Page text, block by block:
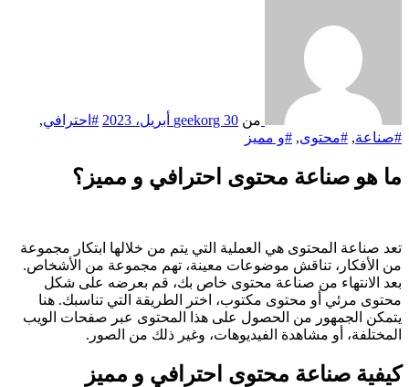
من geekorg 30 أبريل، 2023 #احترافي,
#صناعة, #محتوى, #و مميز
ما هو صناعة محتوى احترافي و مميز؟
تعد صناعة المحتوى هي العملية التي يتم من خلالها ابتكار مجموعة
من الأفكار، تناقش موضوعات معينة، تهم مجموعة من الأشخاص.
بعد الانتهاء من صناعة محتوى خاص بك، قم بعرضه على شكل
محتوى مرئي أو محتوى مكتوب، اختر الطريقة التي تناسبك. هنا
يتمكن الجمهور من الحصول على هذا المحتوى عبر صفحات الويب
المختلفة، أو مشاهدة الفيديوهات، وغير ذلك من الصور.
كيفية صناعة محتوى احترافي و مميز